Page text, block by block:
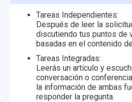
Tareas Independientes:
Después de leer la
discutiendo tus puntos de
basadas en el contenido
Tareas Integradas:
Leerás un artículo y
conversación o
la información de ambas
responder la pregunta.